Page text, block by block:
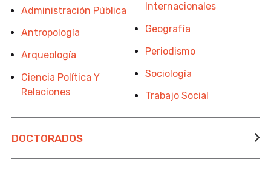
Administración Pública
Antropología
Arqueología
Ciencia Política Y
Relaciones
Internacionales
Geografía
Periodismo
Sociología
Trabajo Social
DOCTORADOS